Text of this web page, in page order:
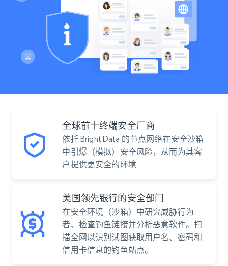
全球前十终端安全厂商
依托 Bright Data 的节点网络在安全沙箱
中引爆（模拟）安全风险，从而为其客
户提供更安全的环境
美国领先银行的安全部门
在安全环境（沙箱）中研究威胁行为
者、检查钓鱼链接并分析恶意软件。扫
描全网以识别试图获取用户名、密码和
信用卡信息的钓鱼站点。